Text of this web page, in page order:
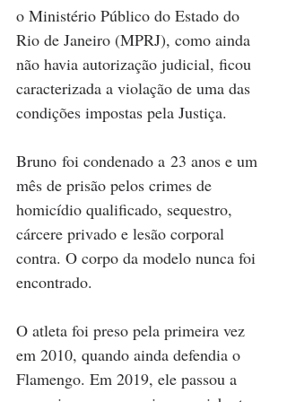
o Ministério Público do Estado do
Rio de Janeiro (MPRJ), como ainda
não havia autorização judicial, ficou
caracterizada a violação de uma das
condições impostas pela Justiça.
Bruno foi condenado a 23 anos e um
mês de prisão pelos crimes de
homicídio qualificado, sequestro,
cárcere privado e lesão corporal
contra. O corpo da modelo nunca foi
encontrado.
O atleta foi preso pela primeira vez
em 2010, quando ainda defendia o
Flamengo. Em 2019, ele passou a